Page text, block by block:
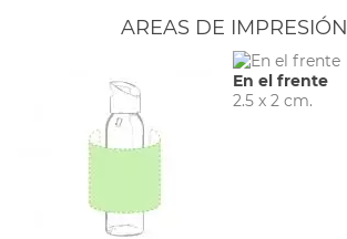
AREAS DE IMPRESIÓN
En el frente
2.5 x 2 cm.